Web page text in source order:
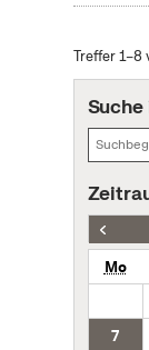
Treffer 1–8
Mo
7